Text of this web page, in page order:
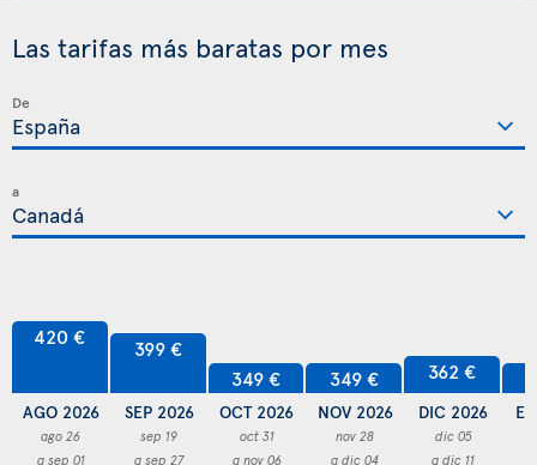
Las tarifas más baratas por mes
De
a
420 €
AGO 2026
ago 26
a sep 01
399 €
SEP 2026
sep 19
a sep 27
349 €
OCT 2026
oct 31
a nov 06
349 €
NOV 2026
nov 28
a dic 04
362 €
DIC 2026
dic 05
a dic 11